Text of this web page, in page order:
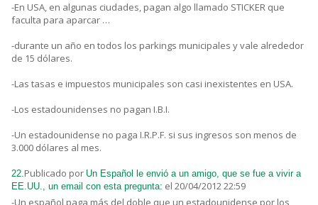
-En USA, en algunas ciudades, pagan algo llamado STICKER que
faculta para aparcar …
-durante un año en todos los parkings municipales y vale alrededor
de 15 dólares.
-Las tasas e impuestos municipales son casi inexistentes en USA.
-Los estadounidenses no pagan I.B.I.
-Un estadounidense no paga I.R.P.F. si sus ingresos son menos de
3.000 dólares al mes.
22.Publicado por Un Español le envió a un amigo, que se fue a vivir a
EE.UU., un email con esta pregunta: el 20/04/2012 22:59
-Un español paga más del doble que un estadounidense por los